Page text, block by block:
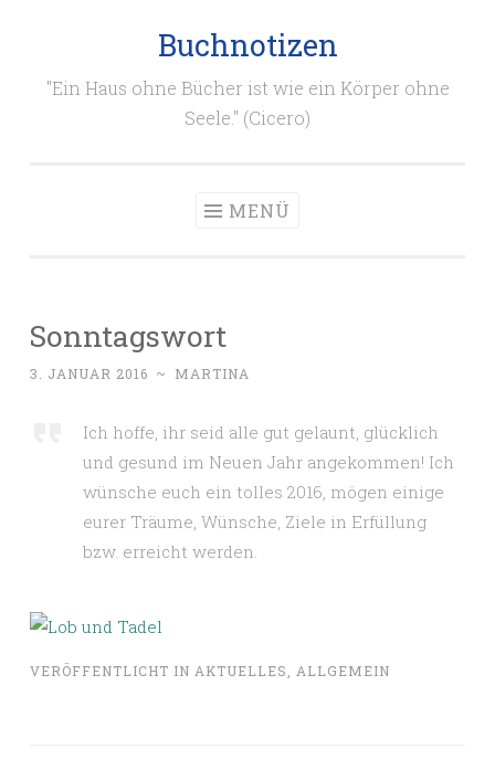
Buchnotizen
"Ein Haus ohne Bücher ist wie ein Körper ohne
Seele." (Cicero)
MENÜ
Sonntagswort
3. JANUAR 2016 ~ MARTINA
Ich hoffe, ihr seid alle gut gelaunt, glücklich
und gesund im Neuen Jahr angekommen! Ich
wünsche euch ein tolles 2016, mögen einige
eurer Träume, Wünsche, Ziele in Erfüllung
bzw. erreicht werden.
VERÖFFENTLICHT IN AKTUELLES ALLGEMEIN